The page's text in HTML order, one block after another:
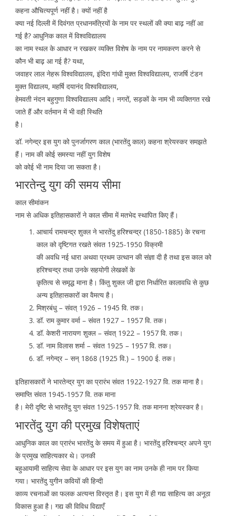
कहना औचित्यपूर्ण नहीं है। क्यों नहीं है
क्या नई दिल्ली में दिवंगत प्रधानमंत्रियों के नाम पर स्थलों की क्या बाढ़ नहीं आ
गई है? आधुनिक काल में विश्वविद्यालय
का नाम स्थल के आधार न रखकर व्यक्ति विशेष के नाम पर नामकरण करने से
कौन भी बाढ़ आ गई है? यथा,
जवाहर लाल नेहरू विश्वविद्यालय, इंदिरा गांधी मुक्त विश्वविद्यालय, राजर्षि टंडन
मुक्त विद्यालय, महर्षि दयानंद विश्वविद्यालय,
हेमवती नंदन बहुगुणा विश्वविद्यालय आदि। नगरों, सड़कों के नाम भी व्यक्तिगत रखे
जाते हैं और वर्तमान में भी वही स्थिति
है।
डॉ. नगेन्द्र इस युग को पुनर्जागरण काल (भारतेंदु काल) कहना श्रेयस्कर समझते
हैं। नाम की कोई समस्या नहीं युग विशेष
को कोई भी नाम दिया जा सकता है।
भारतेन्दु युग की समय सीमा
काल सीमांकन
नाम से अधिक इतिहासकारों ने काल सीमा में मतभेद स्थापित किए हैं।
आचार्य रामचन्द्र शुक्ल ने भारतेंदु हरिश्चन्द्र (1850-1885) के रचना
काल को दृष्टिगत रखते संवत 1925-1950 विक्रमी
की अवधि नई धारा अथवा प्रथम उत्थान की संज्ञा दी है तथा इस काल को
हरिश्चन्द्र तथा उनके सहयोगी लेखकों के
कृतित्व से समृद्ध माना है। किंतु शुक्ल जी द्वारा निर्धारित कालावधि से कुछ
अन्य इतिहासकारों का वैमत्य है।
मिश्रबंधु – संवत् 1926 – 1945 वि. तक।
डॉ. राम कुमार वर्मा – संवत 1927 – 1957 वि. तक।
डॉ. केशरी नारायण शुक्ल – संवत् 1922 – 1957 वि. तक।
डॉ. नाम विलास शर्मा – संवत 1925 – 1957 वि. तक।
डॉ. नगेन्द्र – सन् 1868 (1925 वि.) – 1900 ई. तक।
इतिहासकारों ने भारतेन्द्र युग का प्रारंभ संवत 1922-1927 वि. तक माना है।
समाप्ति संवत 1945-1957 वि. तक माना
है। मेरी दृष्टि से भारतेंदु युग संवत 1925-1957 वि. तक मानना श्रेयस्कर है।
भारतेंदु युग की प्रमुख विशेषताएं
आधुनिक काल का प्रारंभ भारतेंदु के समय में हुआ है। भारतेंदु हरिश्चन्द्र अपने युग
के प्रमुख साहित्यकार थे। उनकी
बहुआयामी साहित्य सेवा के आधार पर इस युग का नाम उनके ही नाम पर किया
गया। भारतेंदु युगीन कवियों की हिन्दी
काव्य रचनाओं का फलक अत्यन्त विस्तृत है। इस युग में ही गद्य साहित्य का अनूठा
विकास हुआ है। गद्य की विविध विद्याएँ